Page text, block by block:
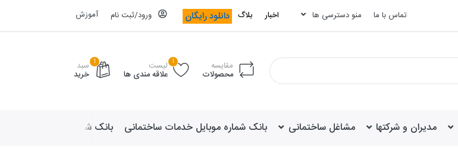
تماس با ما منو دسترسی ها اخبار بلاگ دانلود رایگان ورود/ثبت نام آموزش
مقایسه
محصولات
1 لیست
علاقه مندی ها
1 سبد
خرید
مدیران و شرکتها مشاغل ساختمانی بانک شماره موبایل خدمات ساختمانی بانک شماره موبایل لوازم